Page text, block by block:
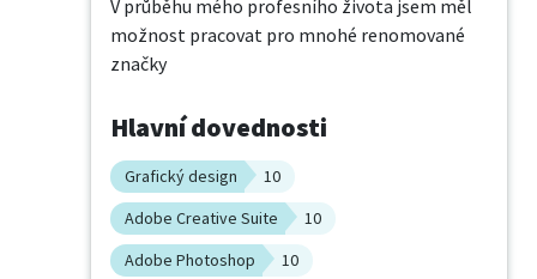
V průběhu mého profesního života jsem měl
možnost pracovat pro mnohé renomované
značky
Hlavní dovednosti
Grafický design
10
Adobe Creative Suite
10
Adobe Photoshop
10